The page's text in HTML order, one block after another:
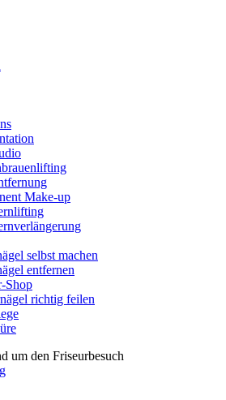
Make-up
selbst machen
entfernen
Shop
richtig feilen
um den Friseurbesuch